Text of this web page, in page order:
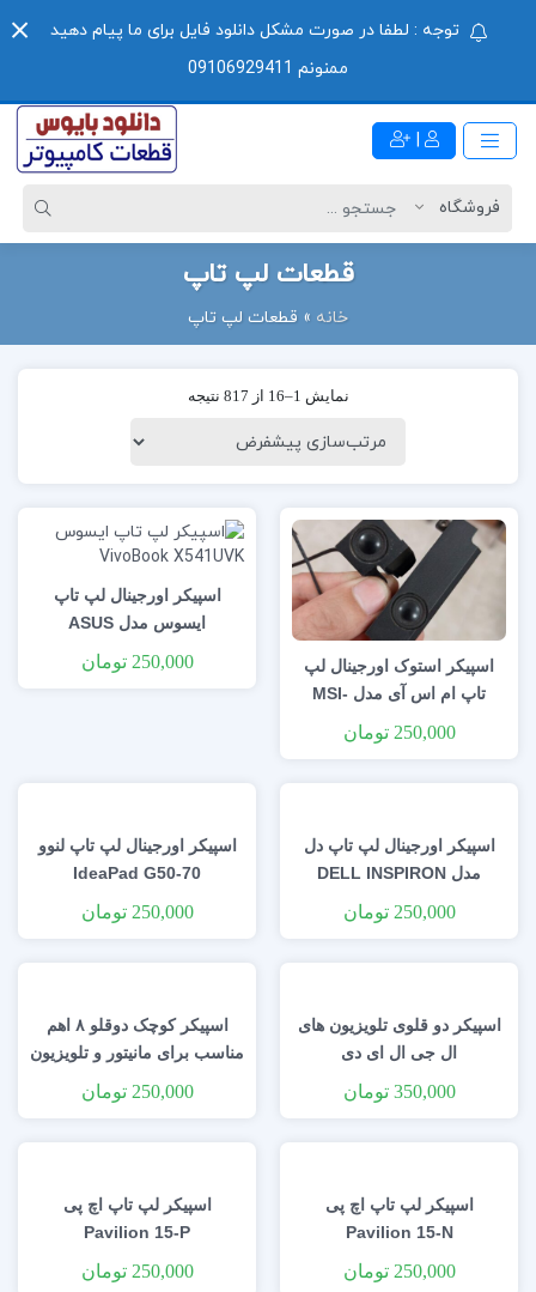
توجه : لطفا در صورت مشکل دانلود فایل برای ما پیام دهید
ممنونم 09106929411
قطعات لپ تاپ
خانه » قطعات لپ تاپ
نمایش 1–16 از 817 نتیجه
اسپیکر استوک اورجینال لپ
تاپ ام اس آی مدل MSI-
CX41
250,000 تومان
اسپیکر اورجینال لپ تاپ
ایسوس مدل ASUS
250,000 تومان
اسپیکر اورجینال لپ تاپ دل
مدل DELL INSPIRON
N4030
250,000 تومان
اسپیکر اورجینال لپ تاپ لنوو
IdeaPad G50-70
250,000 تومان
اسپیکر دو قلوی تلویزیون های
ال جی ال ای دی
350,000 تومان
اسپیکر کوچک دوقلو ۸ اهم
مناسب برای مانیتور و تلویزیون
های کوچک مدل su 8 1w
250,000 تومان
اسپیکر لپ تاپ اچ پی
Pavilion 15-N
250,000 تومان
اسپیکر لپ تاپ اچ پی
Pavilion 15-P
250,000 تومان